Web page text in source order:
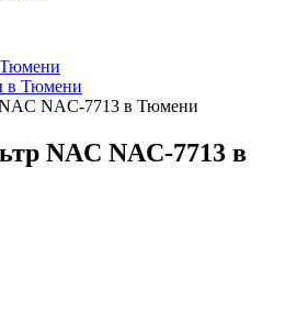
в Тюмени
NAC-7713 в Тюмени
NAC NAC-7713 в